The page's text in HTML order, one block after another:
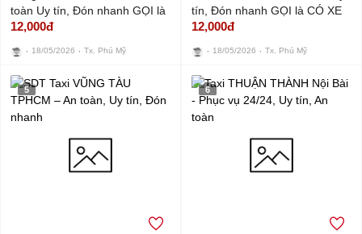
toàn Uy tín, Đón nhanh GỌI là
CÓ
12,000đ
18/05/2026 Tx. Phú Mỹ
tín, Đón nhanh GỌI là CÓ XE
NGAY
12,000đ
18/05/2026 Tx. Phú Mỹ
5 6